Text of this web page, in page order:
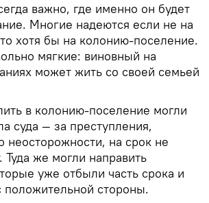
важно, где именно он будет
Многие надеются если не на
хотя бы на колонию-поселение.
мягкие: виновный на
может жить со своей семьей
в колонию-поселение могли
суда — за преступления,
на срок не
же могли направить
уже отбыли часть срока и
положительной стороны.